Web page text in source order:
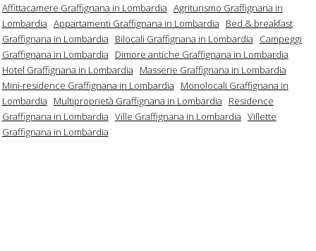
Affittacamere Graffignana in Lombardia Agriturismo Graffignana in
Lombardia Appartamenti Graffignana in Lombardia
Bed & breakfast
Graffignana in Lombardia
Bilocali Graffignana in Lombardia
Campeggi
Graffignana in Lombardia
Dimore antiche Graffignana in Lombardia
Hotel Graffignana in Lombardia
Masserie Graffignana in Lombardia
Mini-residence Graffignana in Lombardia
Monolocali Graffignana in
Lombardia
Multiproprietà Graffignana in Lombardia
Residence
Graffignana in Lombardia Ville Graffignana in Lombardia Villette
Graffignana in Lombardia